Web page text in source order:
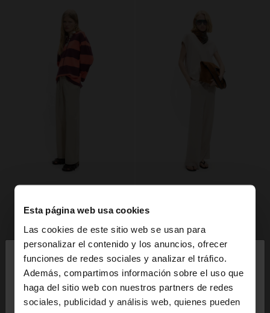
Esta página web usa cookies
Las cookies de este sitio web se usan para
personalizar el contenido y los anuncios, ofrecer
funciones de redes sociales y analizar el tráfico.
Además, compartimos información sobre el uso que
haga del sitio web con nuestros partners de redes
sociales, publicidad y análisis web, quienes pueden
hola
Estás accediendo a la web de España. ¿Quieres ir a
la web de United States?